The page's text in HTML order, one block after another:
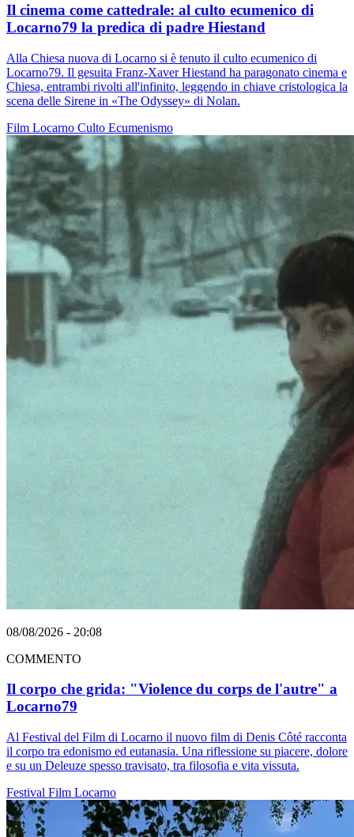
Il cinema come cattedrale: al culto ecumenico di
Locarno79 la predica di padre Hiestand
Alla Chiesa nuova di Locarno si è tenuto il culto ecumenico di
Locarno79. Il gesuita Franz-Xaver Hiestand ha paragonato cinema e
Chiesa, entrambi rivolti all'infinito, leggendo in chiave cristologica la
scena delle Sirene in «The Odyssey» di Nolan.
Film Locarno Culto Ecumenismo
08/08/2026 - 20:08
COMMENTO
Il corpo che grida: "Violence du corps de l'autre" a
Locarno79
Al Festival del Film di Locarno il nuovo film di Denis Côté racconta
il corpo tra edonismo ed eutanasia. Una riflessione su piacere, dolore
e su un Deleuze spesso travisato, tra filosofia e vita vissuta.
Festival Film Locarno